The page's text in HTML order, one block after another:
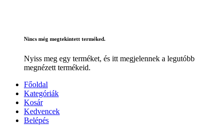
Nincs még megtekintett terméked.
Nyiss meg egy terméket, és itt megjelennek a legutóbb
megnézett termékeid.
Főoldal
Kategóriák
Kosár
Kedvencek
Belépés